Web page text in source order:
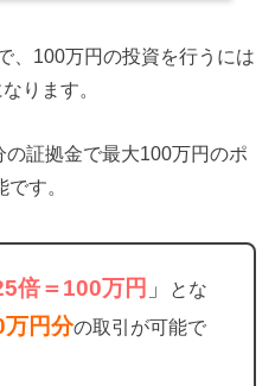
、100万円の投資を行うには
ります。
証拠金で最大100万円のポ
す。
倍＝100万円 」
とな
万円分の取引が可能で